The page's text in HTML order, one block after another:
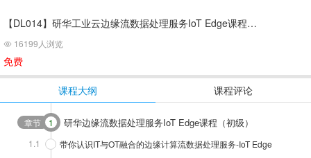
【DL014】研华工业云边缘流数据处理服务IoT Edge课程(初级)
 16199人浏览
免费
课程大纲 课程评论
章节 1 研华边缘流数据处理服务IoT Edge课程（初级）
1.1
带你认识IT与OT融合的边缘计算流数据处理服务-IoT Edge